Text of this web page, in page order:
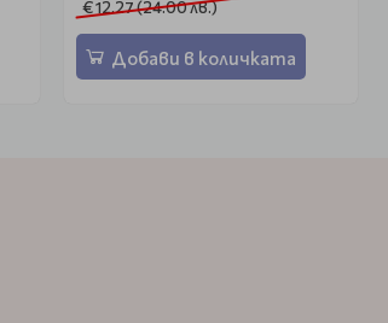
€ 12.27 (24.00 лв.)
Добави в количката